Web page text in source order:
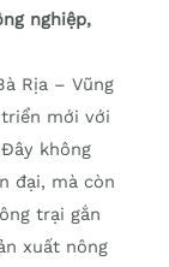
nghiệp,
Rịa – Vũng
triển mới với
không
đại, mà còn
trại gắn
xuất nông